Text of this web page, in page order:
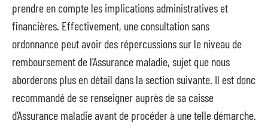
prendre en compte les implications administratives et
financières. Effectivement, une consultation sans
ordonnance peut avoir des répercussions sur le niveau de
remboursement de l’Assurance maladie, sujet que nous
aborderons plus en détail dans la section suivante. Il est donc
recommandé de se renseigner auprès de sa caisse
d’Assurance maladie avant de procéder à une telle démarche.